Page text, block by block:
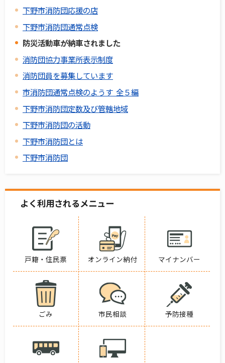
下野市消防団応援の店
下野市消防団通常点検
防災活動車が納車されました
消防団協力事業所表示制度
消防団員を募集しています
市消防団通常点検のようす 全５編
下野市消防団定数及び管轄地域
下野市消防団の活動
下野市消防団とは
下野市消防団
よく利用されるメニュー
戸籍・住民票 オンライン納付 マイナンバー
ごみ 市民相談 予防接種